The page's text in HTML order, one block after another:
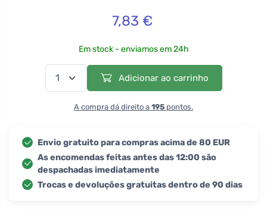
7,83 €
Em stock - enviamos em 24h
Adicionar ao carrinho
A compra dá direito a 195 pontos.
Envio gratuito para compras acima de 80 EUR
As encomendas feitas antes das 12:00 são
despachadas imediatamente
Trocas e devoluções gratuitas dentro de 90 dias